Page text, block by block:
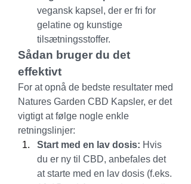
vegansk kapsel, der er fri for
gelatine og kunstige
tilsætningsstoffer.
Sådan bruger du det
effektivt
For at opnå de bedste resultater med
Natures Garden CBD Kapsler, er det
vigtigt at følge nogle enkle
retningslinjer:
Start med en lav dosis: Hvis
du er ny til CBD, anbefales det
at starte med en lav dosis (f.eks.